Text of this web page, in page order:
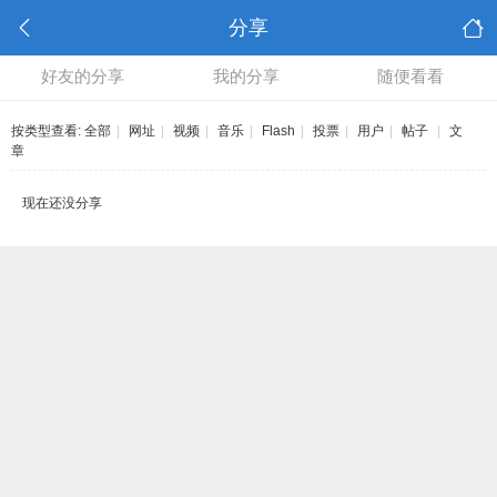
分享
好友的分享 我的分享 随便看看
按类型查看: 全部 网址 视频 音乐 Flash 投票 用户 帖子
文
章
现在还没分享